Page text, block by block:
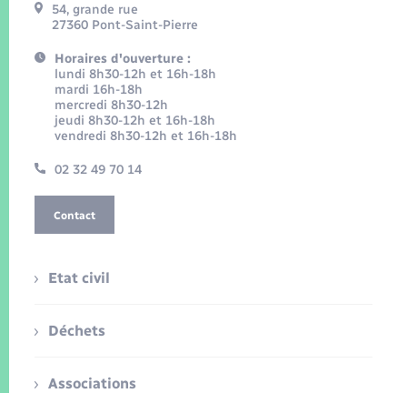
54, grande rue
27360 Pont-Saint-Pierre
Horaires d'ouverture :
lundi 8h30-12h et 16h-18h
mardi 16h-18h
mercredi 8h30-12h
jeudi 8h30-12h et 16h-18h
vendredi 8h30-12h et 16h-18h
02 32 49 70 14
Contact
Etat civil
Déchets
Associations